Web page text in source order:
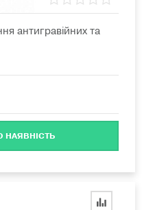
антигравійних та
НАЯВНІСТЬ